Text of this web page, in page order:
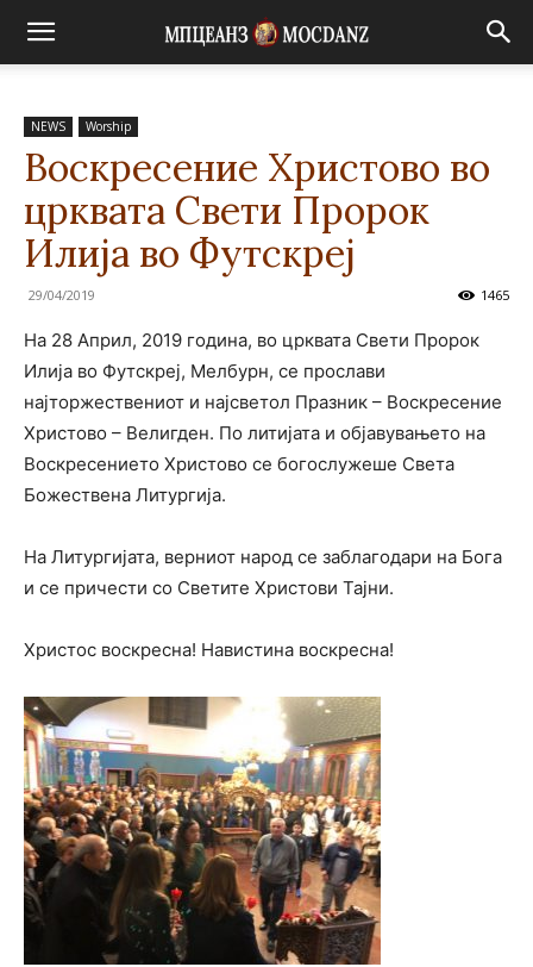
NEWS Worship
Воскресение Христово во
црквата Свети Пророк
Илија во Футскреј
29/04/2019 1465
На 28 Април, 2019 година, во црквата Свети Пророк
Илија во Футскреј, Мелбурн, се прослави
најторжествениот и најсветол Празник – Воскресение
Христово – Велигден. По литијата и објавувањето на
Воскресението Христово се богослужеше Света
Божествена Литургија.
На Литургијата, верниот народ се заблагодари на Бога
и се причести со Светите Христови Тајни.
Христос воскресна! Навистина воскресна!